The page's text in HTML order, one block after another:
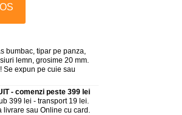
bumbac, tipar pe panza,
lemn, grosime 20 mm.
Se expun pe cuie sau
- comenzi peste 399 lei
399 lei - transport 19 lei.
livrare sau Online cu card.